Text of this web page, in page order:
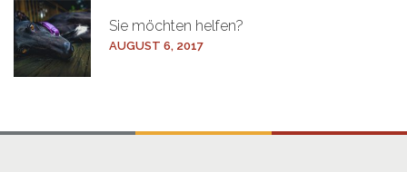
Sie möchten helfen?
AUGUST 6, 2017